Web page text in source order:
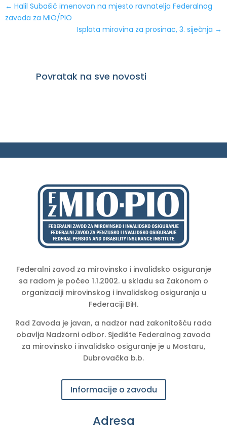
← Halil Subašić imenovan na mjesto ravnatelja Federalnog
zavoda za MIO/PIO
Isplata mirovina za prosinac, 3. siječnja →
Povratak na sve novosti
Federalni zavod za mirovinsko i invalidsko osiguranje
sa radom je počeo 1.1.2002. u skladu sa Zakonom o
organizaciji mirovinskog i invalidskog osiguranja u
Federaciji BiH.
Rad Zavoda je javan, a nadzor nad zakonitošću rada
obavlja Nadzorni odbor. Sjedište Federalnog zavoda
za mirovinsko i invalidsko osiguranje je u Mostaru,
Dubrovačka b.b.
Informacije o zavodu
Adresa